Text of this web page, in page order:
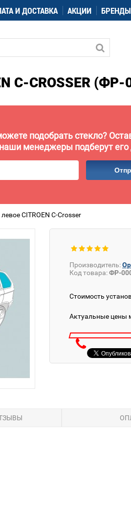
И ДОСТАВКА АКЦИИ БРЕНДЫ
C-CROSSER (ФР-
подобрать стекло?
менеджеры подберут его
CITROEN C-Crosser
Производитель:
Код товара:ФР-
Стоимость
Актуальные цены